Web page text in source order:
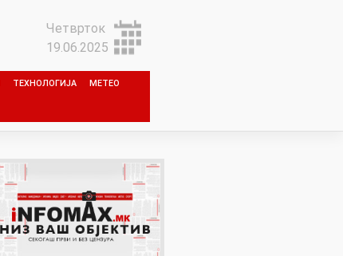
Четврток
19.06.2025
ТЕХНОЛОГИЈА МЕТЕО